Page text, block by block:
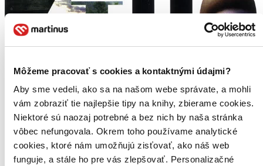
Môžeme pracovať s cookies a kontaktnými údajmi?
Aby sme vedeli, ako sa na našom webe správate, a mohli
vám zobraziť tie najlepšie tipy na knihy, zbierame cookies.
Niektoré sú naozaj potrebné a bez nich by naša stránka
vôbec nefungovala. Okrem toho používame analytické
cookies, ktoré nám umožňujú zisťovať, ako náš web
funguje, a stále ho pre vás zlepšovať. Personalizačné